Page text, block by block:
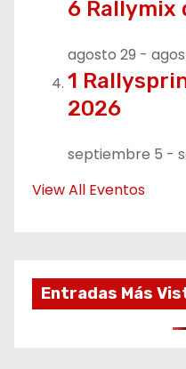
6 Rallymix
agosto 29 -
1
2026
septiembre 5 -
View All Eventos
Entradas Más